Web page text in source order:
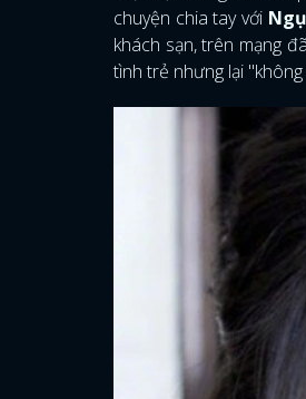
chuyện chia tay với
khách sạn, trên mạng
tình trẻ nhưng lại